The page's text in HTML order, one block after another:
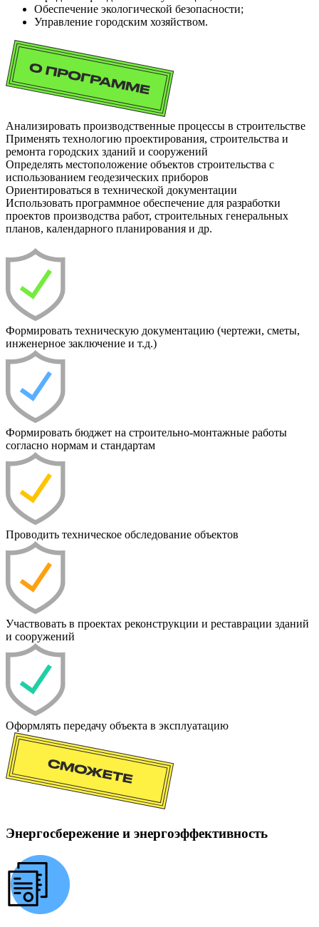
Обеспечение экологической безопасности;
Управление городским хозяйством.
Анализировать производственные процессы в строительстве
Применять технологию проектирования, строительства и
ремонта городских зданий и сооружений
Определять местоположение объектов строительства с
использованием геодезических приборов
Ориентироваться в технической документации
Использовать программное обеспечение для разработки
проектов производства работ, строительных генеральных
планов, календарного планирования и др.
Формировать техническую документацию (чертежи, сметы,
инженерное заключение и т.д.)
Формировать бюджет на строительно-монтажные работы
согласно нормам и стандартам
Проводить техническое обследование объектов
Участвовать в проектах реконструкции и реставрации зданий
и сооружений
Оформлять передачу объекта в эксплуатацию
Энергосбережение и энергоэффективность